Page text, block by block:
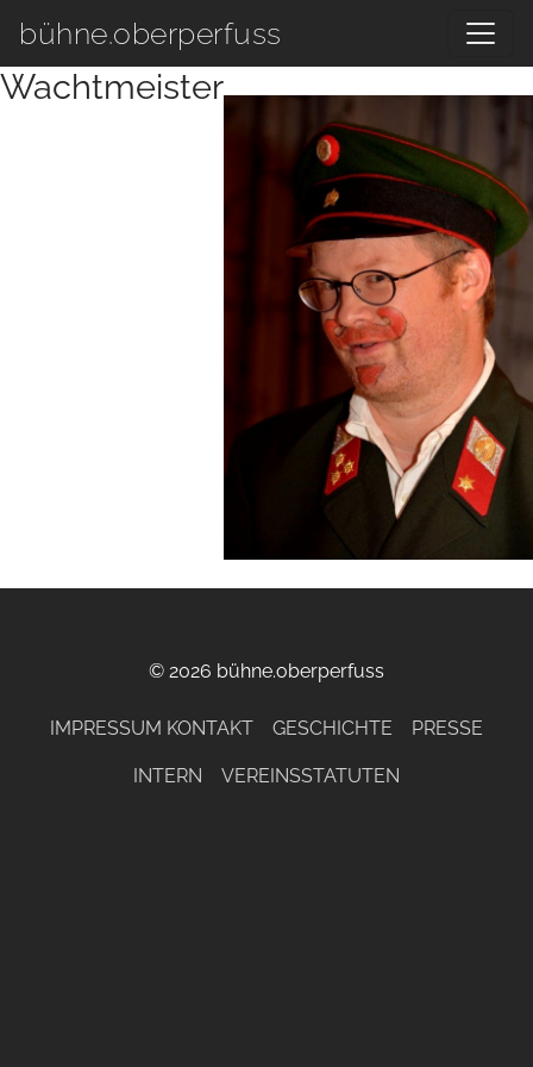
bühne.oberperfuss
Wachtmeister
© 2026 bühne.oberperfuss
IMPRESSUM KONTAKT GESCHICHTE PRESSE
INTERN VEREINSSTATUTEN